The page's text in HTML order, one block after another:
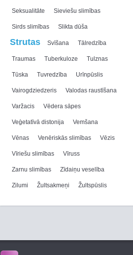
Seksualitāte Sieviešu slimības
Sirds slimības Slikta dūša
Strutas Svīšana Tālredzība
Traumas Tuberkuloze Tulznas
Tūska Tuvredzība Urīnpūslis
Vairogdziedzeris Valodas raustīšana
Varžacis Vēdera sāpes
Veģetatīvā distonija Vemšana
Vēnas Venēriskās slimības Vēzis
Vīriešu slimības Vīruss
Zarnu slimības Zīdaiņu veselība
Zilumi Žultsakmeņi Žultspūslis